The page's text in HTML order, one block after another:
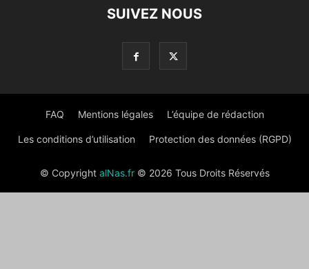
SUIVEZ NOUS
FAQ Mentions légales L’équipe de rédaction
Les conditions d’utilisation Protection des données (RGPD)
© Copyright alNas.fr© 2026 Tous Droits Réservés